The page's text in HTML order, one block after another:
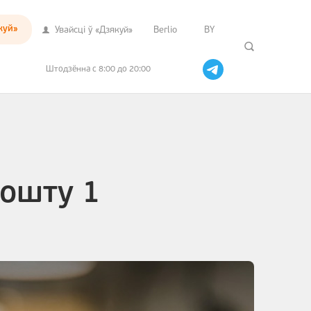
Увайсцi ў «Дзякуй» Berlio BY
Штодзённа с 8:00 до 20:00
1